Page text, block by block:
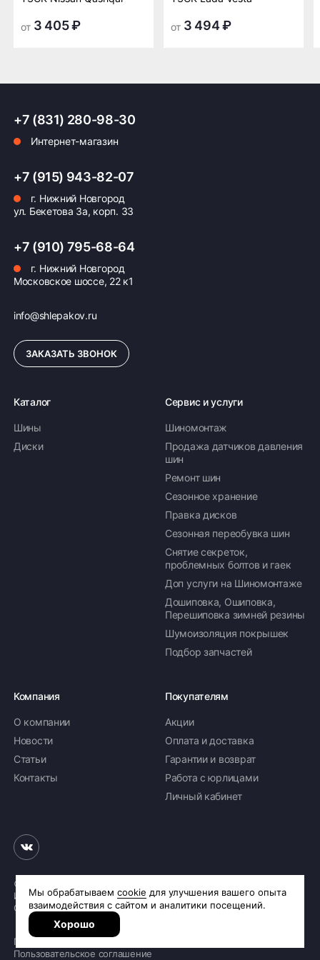
компании в Нижнем
компании в Нижнем
Возможна картой, наличными при получении,
также доступно оформление кредита и
формирование счёта для Юр.Лица
ПОДРОБНЕЕ ОБ ОПЛАТЕ
от 3 405 ₽ от 3 494 ₽
+7 (831) 280-98-30
Интернет-магазин
+7 (915) 943-82-07
г. Нижний Новгород
ул. Бекетова 3а, корп. 33
+7 (910) 795-68-64
г. Нижний Новгород
Московское шоссе, 22 к1
info@shlepakov.ru
ЗАКАЗАТЬ ЗВОНОК
Каталог
Шины
Диски
Сервис и услуги
Шиномонтаж
Продажа датчиков давления
шин
Ремонт шин
Сезонное хранение
Правка дисков
Сезонная переобувка шин
Снятие секреток,
проблемных болтов и гаек
Доп услуги на Шиномонтаже
Дошиповка, Ошиповка,
Перешиповка зимней резины
Шумоизоляция покрышек
Подбор запчастей
Компания
О компании
Новости
Статьи
Контакты
Покупателям
Акции
Оплата и доставка
Гарантии и возврат
Работа с юрлицами
Личный кабинет
© 2026 «Шинное бюро Шлепакова»
Интернет-магазин шин и дисков
Сделано вR.class
Политика обработки персональных данных
Пользовательское соглашение